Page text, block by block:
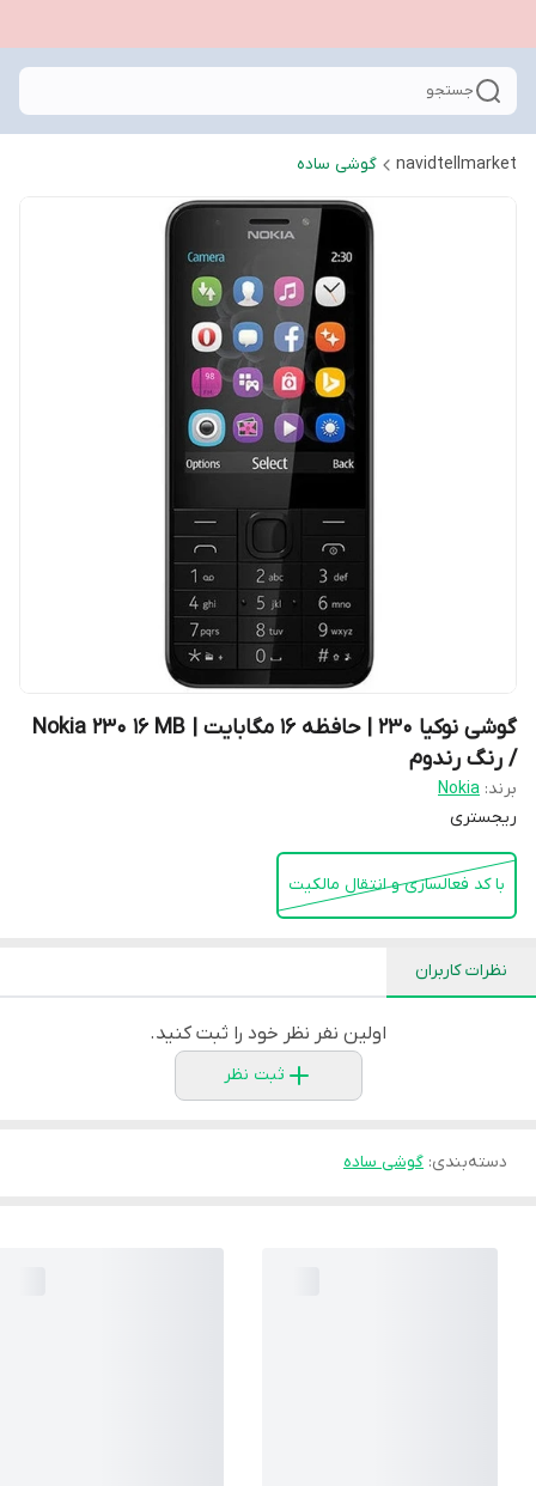
جستجو
navidtellmarket گوشی ساده
گوشی نوکیا 230 | حافظه 16 مگابایت | Nokia 230 16 MB
/ رنگ رندوم
برند: Nokia
ریجستری
با کد فعالسازی و انتقال مالکیت
نظرات کاربران
اولین نفر نظر خود را ثبت کنید.
ثبت نظر
دسته‌بندی: گوشی ساده